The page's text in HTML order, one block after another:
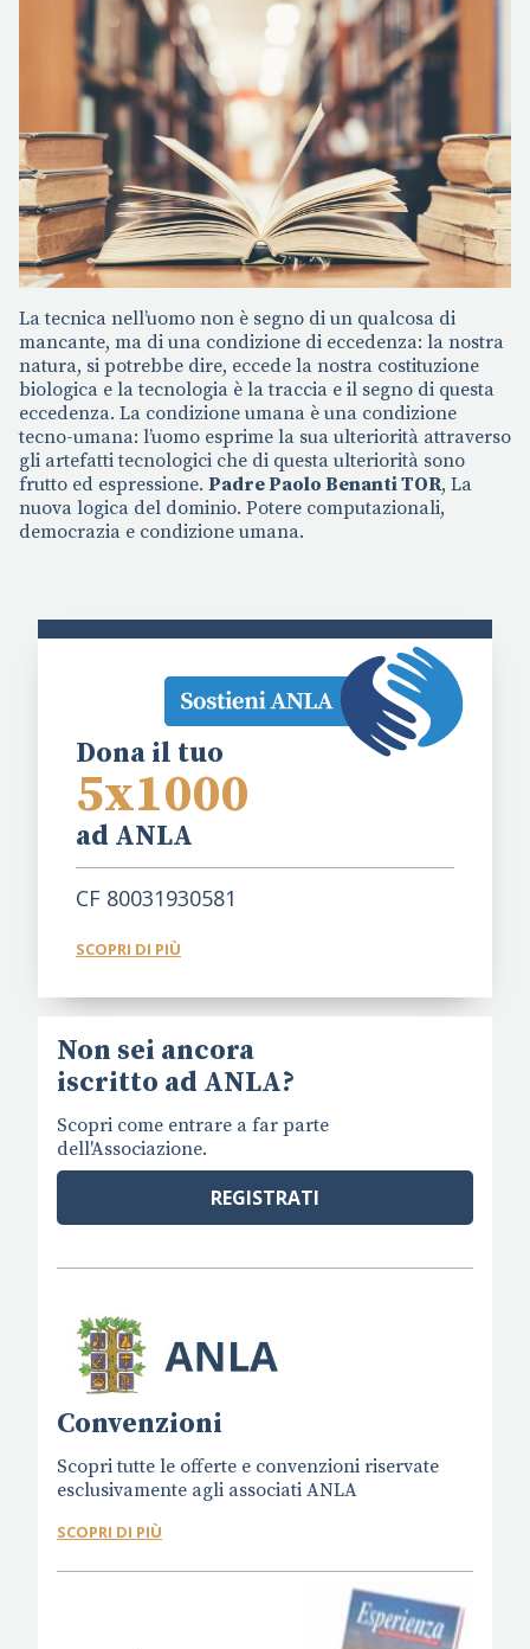
La tecnica nell’uomo non è segno di un qualcosa di
mancante, ma di una condizione di eccedenza: la nostra
natura, si potrebbe dire, eccede la nostra costituzione
biologica e la tecnologia è la traccia e il segno di questa
eccedenza. La condizione umana è una condizione
tecno-umana: l’uomo esprime la sua ulteriorità attraverso
gli artefatti tecnologici che di questa ulteriorità sono
frutto ed espressione. Padre Paolo Benanti TOR, La
nuova logica del dominio. Potere computazionali,
democrazia e condizione umana.
Dona il tuo
5x1000
ad ANLA
CF 80031930581
SCOPRI DI PIÙ
Non sei ancora
iscritto ad ANLA?
Scopri come entrare a far parte
dell'Associazione.
REGISTRATI
Convenzioni
Scopri tutte le offerte e convenzioni riservate
esclusivamente agli associati ANLA
SCOPRI DI PIÙ